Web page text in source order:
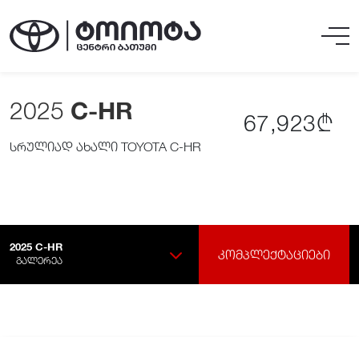
2025 C-HR
სრულიად ახალი TOYOTA C-HR
67,923₾
2025 C-HR
ᲒᲐᲚᲔᲠᲔᲐ
ᲙᲝᲛᲞᲚᲔᲥᲢᲐᲪᲘᲔᲑᲘ